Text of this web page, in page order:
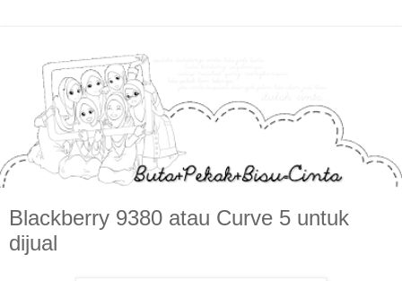
Blackberry 9380 atau Curve 5 untuk
dijual